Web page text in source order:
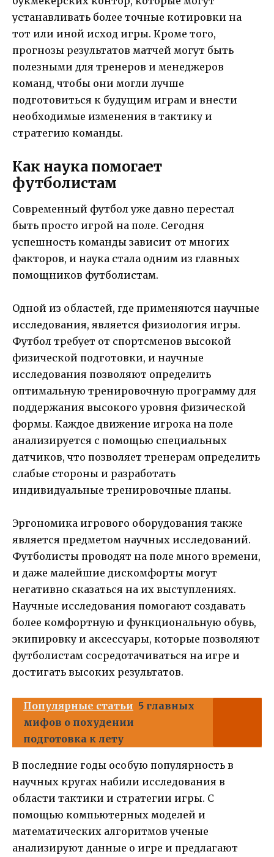
устанавливать более точные котировки на
тот или иной исход игры. Кроме того,
прогнозы результатов матчей могут быть
полезными для тренеров и менеджеров
команд, чтобы они могли лучше
подготовиться к будущим играм и внести
необходимые изменения в тактику и
стратегию команды.
Как наука помогает
футболистам
Современный футбол уже давно перестал
быть просто игрой на поле. Сегодня
успешность команды зависит от многих
факторов, и наука стала одним из главных
помощников футболистам.
Одной из областей, где применяются научные
исследования, является физиология игры.
Футбол требует от спортсменов высокой
физической подготовки, и научные
исследования позволяют определить
оптимальную тренировочную программу для
поддержания высокого уровня физической
формы. Каждое движение игрока на поле
анализируется с помощью специальных
датчиков, что позволяет тренерам определить
слабые стороны и разработать
индивидуальные тренировочные планы.
Эргономика игрового оборудования также
является предметом научных исследований.
Футболисты проводят на поле много времени,
и даже малейшие дискомфорты могут
негативно сказаться на их выступлениях.
Научные исследования помогают создавать
более комфортную и функциональную обувь,
экипировку и аксессуары, которые позволяют
футболистам сосредотачиваться на игре и
достигать высоких результатов.
Популярные статьи 5 главных
мифов о похудении
подготовка к лету
В последние годы особую популярность в
научных кругах набили исследования в
области тактики и стратегии игры. С
помощью компьютерных моделей и
математических алгоритмов ученые
анализируют данные о игре и предлагают